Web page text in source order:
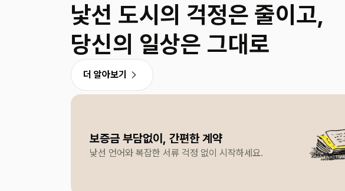
낯선 도시의 걱정은 줄이고,
당신의 일상은 그대로
더 알아보기
보증금 부담없이, 간편한 계약
낯선 언어와 복잡한 서류 걱정 없이 시작하세요.